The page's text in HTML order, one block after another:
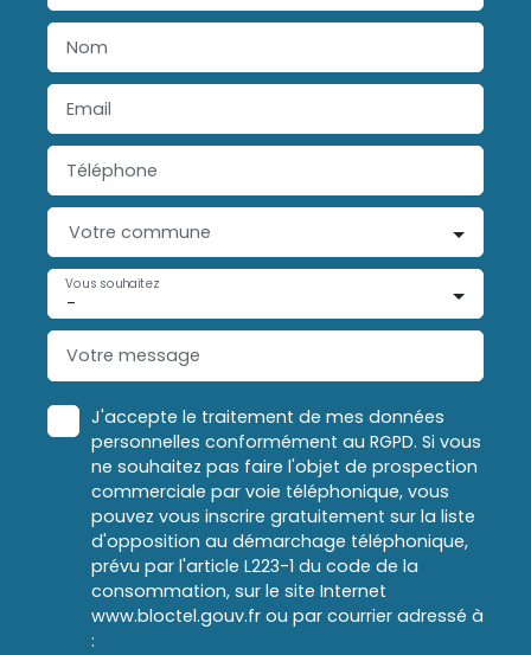
Nom
Email
Téléphone
Votre commune
-
Vous souhaitez
Votre message
J'accepte le traitement de mes données
personnelles conformément au RGPD. Si vous
ne souhaitez pas faire l'objet de prospection
commerciale par voie téléphonique, vous
pouvez vous inscrire gratuitement sur la liste
d'opposition au démarchage téléphonique,
prévu par l'article L223-1 du code de la
consommation, sur le site Internet
www.bloctel.gouv.fr ou par courrier adressé à
: